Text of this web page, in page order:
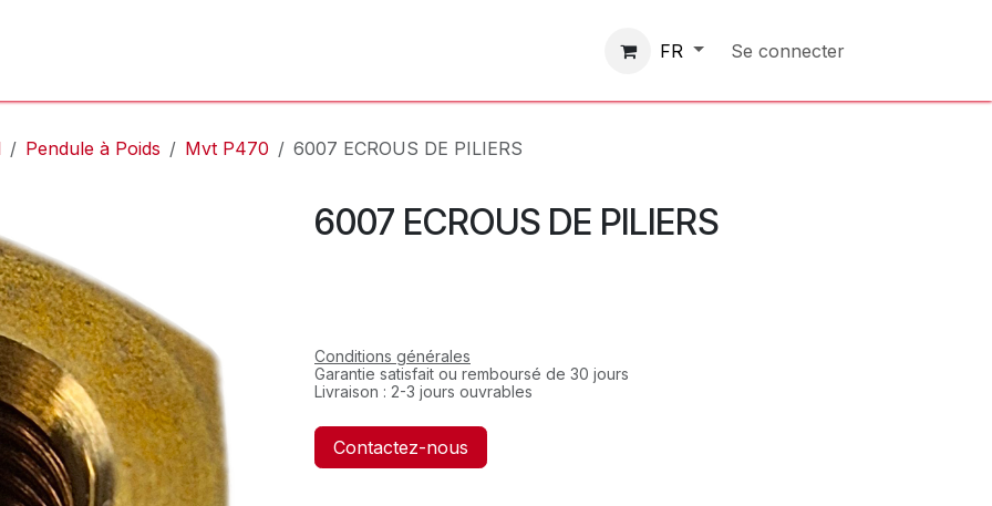
Contactez-nous FR Se connecter
Pendule à Poids Mvt P470 6007 ECROUS DE PILIERS
6007 ECROUS DE PILIERS
Conditions générales
Garantie satisfait ou remboursé de 30 jours
Livraison : 2-3 jours ouvrables
Contactez-nous